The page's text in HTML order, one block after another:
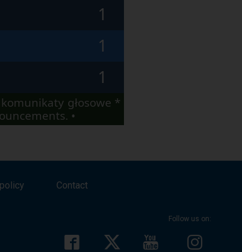
1
1
1
głosowe *
•
Contact
Follow us on: